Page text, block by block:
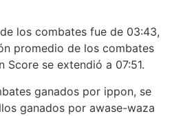
los combates fue de 03:43,
promedio de los combates
Score se extendió a 07:51.
ganados por ippon, se
ganados por awase-waza